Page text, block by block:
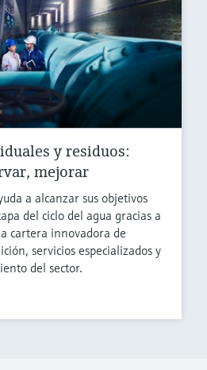
y residuos:
mejorar
a alcanzar sus objetivos
del ciclo del agua gracias a
cartera innovadora de
servicios especializados y
del sector.